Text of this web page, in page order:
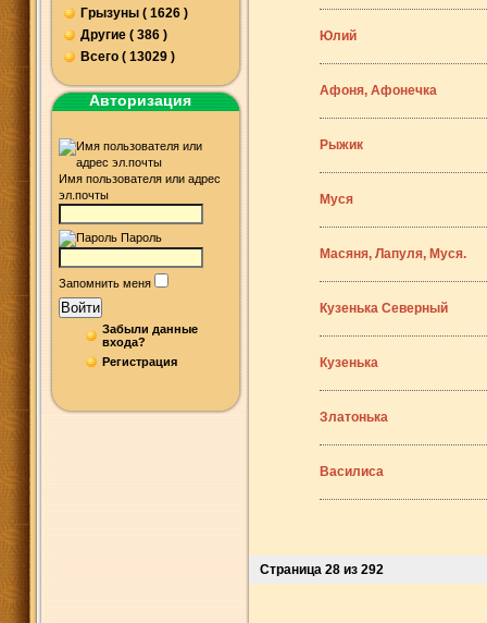
Грызуны ( 1626 )
Другие ( 386 )
Всего ( 13029 )
Авторизация
Имя пользователя или адрес
эл.почты
Пароль
Запомнить меня
Войти
Забыли данные
входа?
Регистрация
Юлий
Афоня, Афонечка
Рыжик
Муся
Масяня, Лапуля, Муся.
Кузенька Северный
Кузенька
Златонька
Василиса
Страница 28 из 292